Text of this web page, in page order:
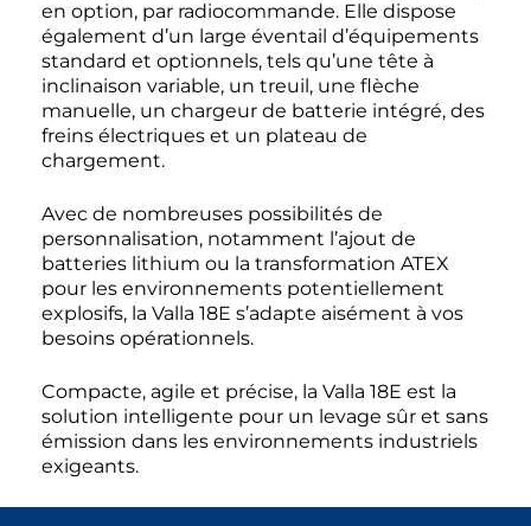
en option, par radiocommande. Elle dispose
également d’un large éventail d’équipements
standard et optionnels, tels qu’une tête à
inclinaison variable, un treuil, une flèche
manuelle, un chargeur de batterie intégré, des
freins électriques et un plateau de
chargement.
Avec de nombreuses possibilités de
personnalisation, notamment l’ajout de
batteries lithium ou la transformation ATEX
pour les environnements potentiellement
explosifs, la Valla 18E s’adapte aisément à vos
besoins opérationnels.
Compacte, agile et précise, la Valla 18E est la
solution intelligente pour un levage sûr et sans
émission dans les environnements industriels
exigeants.